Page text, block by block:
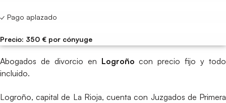
✓ Pago aplazado
Precio: 350 € por cónyuge
Abogados de divorcio en Logroño con precio fijo y todo
incluido.
Logroño, capital de La Rioja, cuenta con Juzgados de Primera